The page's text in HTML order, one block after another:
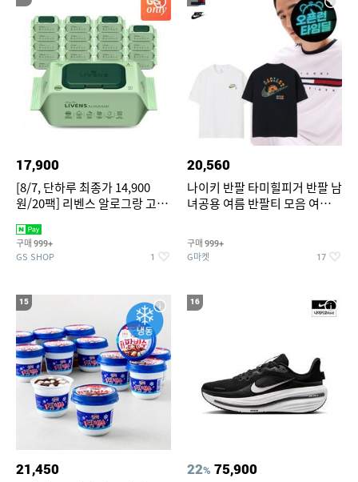
17,900
[8/7, 단하루 최종가 14,900
원/20팩] 리벤스 알로그랑 고평
구매 999+
GS SHOP 1
20,560
나이키 반팔 타미힐피거 반팔 남
녀공용 여름 반팔티 모음 여름
구매 999+
G마켓 17
15
21,450
16
22% 75,900